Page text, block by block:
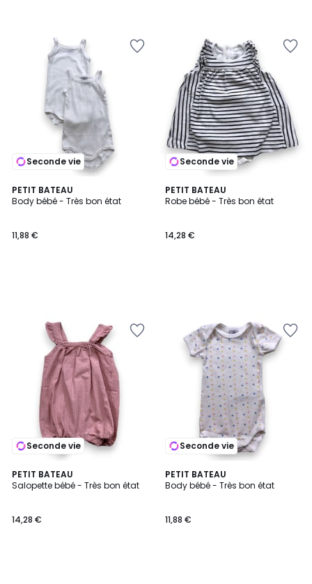
Seconde vie
PETIT BATEAU
Body bébé - Très bon état
11,88 €
Seconde vie
PETIT BATEAU
Robe bébé - Très bon état
14,28 €
Seconde vie
PETIT BATEAU
Salopette bébé - Très bon état
14,28 €
Seconde vie
PETIT BATEAU
Body bébé - Très bon état
11,88 €